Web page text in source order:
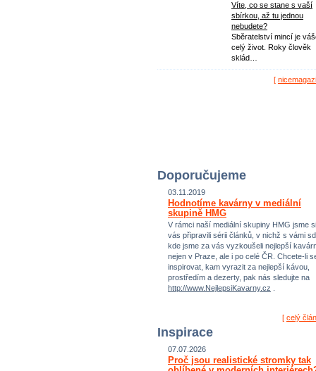
Víte, co se stane s vaší
sbírkou, až tu jednou
nebudete?
Sběratelství mincí je
celý život. Roky člověk
sklád…
[
Doporučujeme
03.11.2019
Hodnotíme kavárny v mediální
skupině HMG
V rámci naší mediální skupiny HMG jsme
vás připravili sérii článků, v nichž s vámi
kde jsme za vás vyzkoušeli nejlepší
nejen v Praze, ale i po celé ČR. Chcete-li
inspirovat, kam vyrazit za nejlepší kávou,
prostředím a dezerty, pak nás sledujte na
http://www.NejlepsiKavarny.cz
[ celý
Inspirace
07.07.2026
Proč jsou realistické stromky tak